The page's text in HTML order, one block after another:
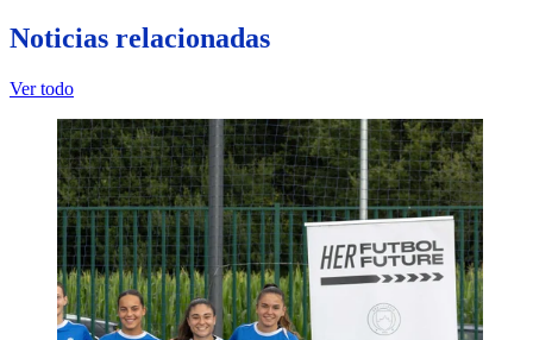
Noticias relacionadas
Ver todo